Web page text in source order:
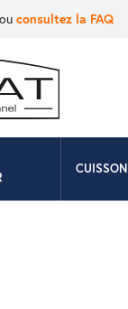
consultez la FAQ
CUISSON